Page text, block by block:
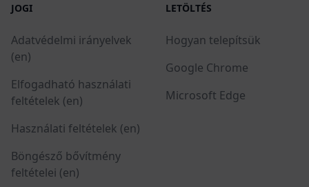
JOGI
Adatvédelmi irányelvek
(en)
Elfogadható használati
feltételek (en)
Használati feltételek (en)
Böngésző bővítmény
feltételei (en)
LETÖLTÉS
Hogyan telepítsük
Google Chrome
Microsoft Edge